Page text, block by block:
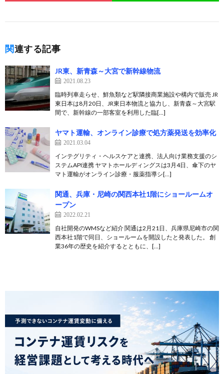
関連する記事
JR東、新青森～大宮で新幹線物流
2021.08.23
臨時列車走らせ、鮮魚類など駅隣接商業施設や構内で販売 JR
東日本は8月20日、JR東日本物流と協力し、新青森～大宮駅
間で、新幹線の一部客室を利用した臨[…]
ヤマト運輸、オンライン診療で処方薬発送を効率化
2021.03.04
インテグリティ・ヘルスケアと連携、法人向け業務支援のシ
ステムAPI連携 ヤマトホールディングスは3月4日、傘下のヤ
マト運輸がオンライン診療・服薬指導シ[…]
関通、兵庫・尼崎の関西本社1階にショールームオ
ープン
2022.02.21
自社開発のWMSなど紹介 関通は2月21日、兵庫県尼崎市の関
西本社1階で同日、ショールームを開設したと発表した。 創
業36年の歴史を紹介するとともに、[…]